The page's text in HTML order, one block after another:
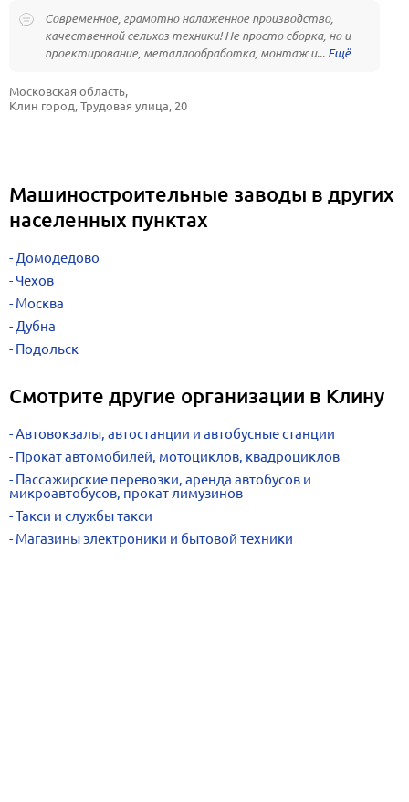
Современное, грамотно налаженное производство,
качественной сельхоз техники! Не просто сборка, но и
проектирование, металлообработка, монтаж и...
Московская область,
Клин город, Трудовая улица, 20
Машиностроительные заводы в других
населенных пунктах
Домодедово
Чехов
Москва
Дубна
Подольск
Смотрите другие организации в Клину
Автовокзалы, автостанции и автобусные станции
Прокат автомобилей, мотоциклов, квадроциклов
Пассажирские перевозки, аренда автобусов и
микроавтобусов, прокат лимузинов
Такси и службы такси
Магазины электроники и бытовой техники